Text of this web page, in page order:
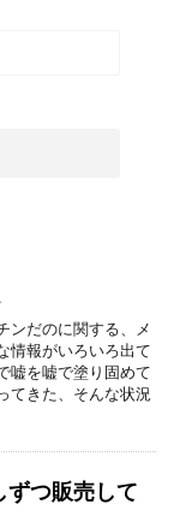
ンだのに関する、メ
情報がいろいろ出て
嘘を嘘で塗り固めて
てきた、そんな状況
ずつ販売して